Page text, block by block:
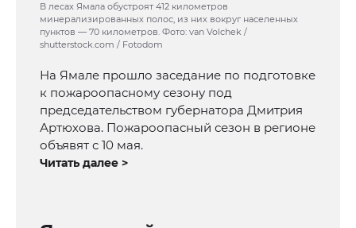
В лесах Ямала обустроят 412 километров
минерализированных полос, из них вокруг населенных
пунктов — 70 километров. Фото: van Volchek /
shutterstock.com / Fotodom
На Ямале прошло заседание по подготовке
к пожароопасному сезону под
председательством губернатора Дмитрия
Артюхова. Пожароопасный сезон в регионе
объявят с 10 мая.
Читать далее >